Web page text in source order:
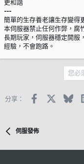
更和諧
---
簡單的生存養老讓生存變得
本伺服器禁止任何作弊，腐
長期玩家，伺服器穩定開服
經驗，不會跑路。
您必
分享： Facebook
X
伺服發佈